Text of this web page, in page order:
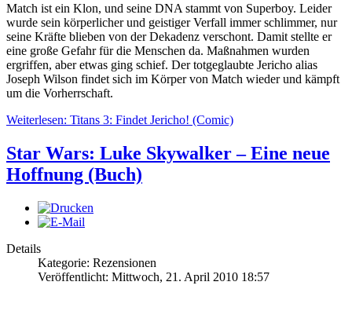
Match ist ein Klon, und seine DNA stammt von Superboy. Leider
wurde sein körperlicher und geistiger Verfall immer schlimmer, nur
seine Kräfte blieben von der Dekadenz verschont. Damit stellte er
eine große Gefahr für die Menschen da. Maßnahmen wurden
ergriffen, aber etwas ging schief. Der totgeglaubte Jericho alias
Joseph Wilson findet sich im Körper von Match wieder und kämpft
um die Vorherrschaft.
Weiterlesen: Titans 3: Findet Jericho! (Comic)
Star Wars: Luke Skywalker – Eine neue
Hoffnung (Buch)
Details
Kategorie: Rezensionen
Veröffentlicht: Mittwoch, 21. April 2010 18:57